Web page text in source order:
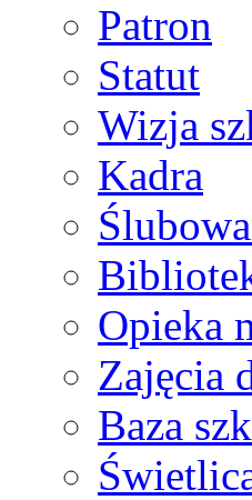
Patron
Statut
Wizja
Kadra
Opieka
Zajęcia
Baza